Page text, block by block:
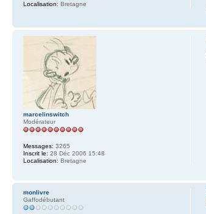
Localisation: Bretagne
marcelinswitch
Modérateur
Messages: 3265
Inscrit le: 28 Déc 2006 15:48
Localisation: Bretagne
monlivre
Gaffodébutant